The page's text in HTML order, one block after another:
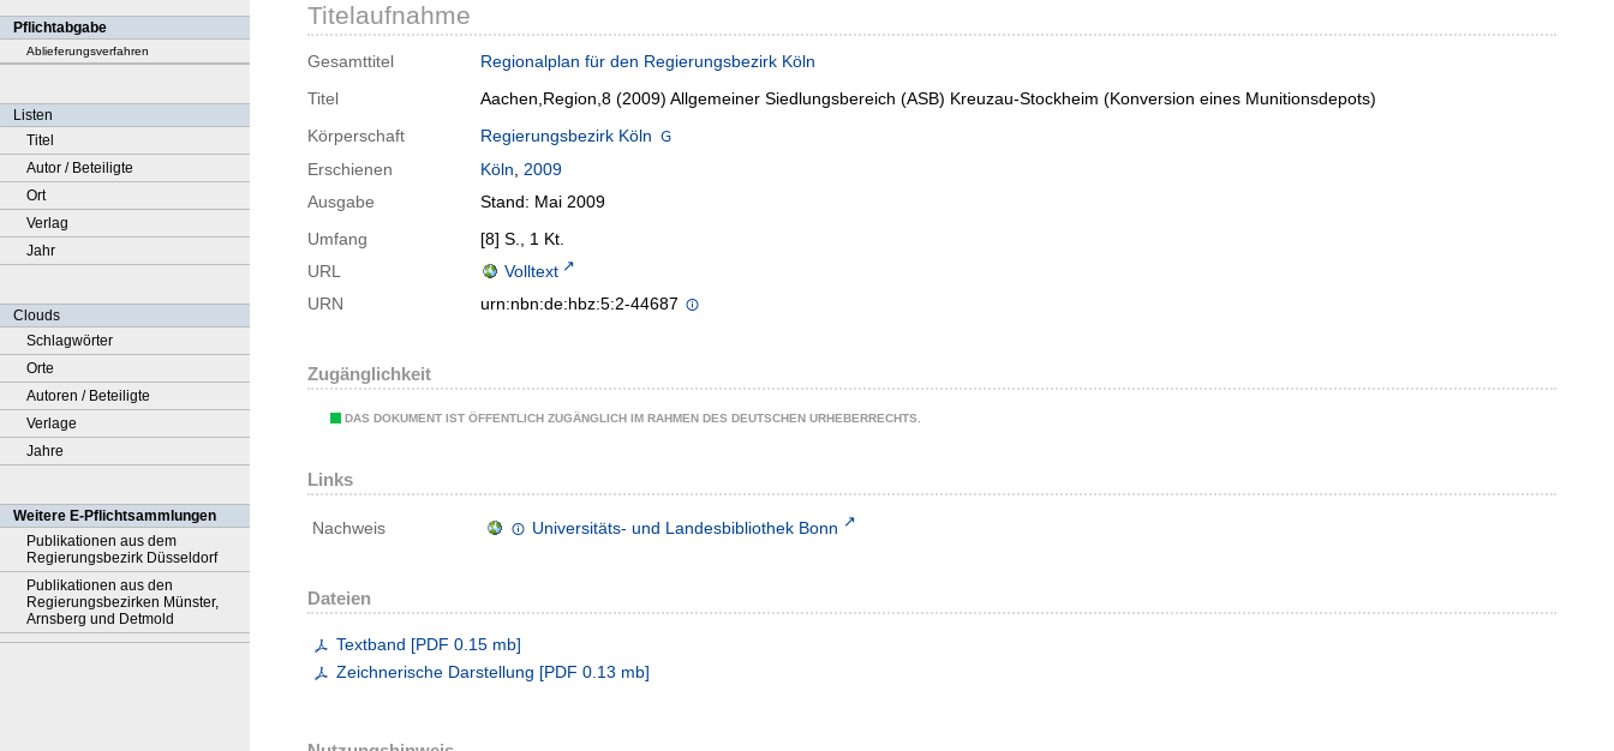
Pflichtabgabe
Ablieferungsverfahren
Listen
Titel
Autor / Beteiligte
Ort
Verlag
Jahr
Clouds
Schlagwörter
Orte
Autoren / Beteiligte
Verlage
Jahre
Weitere E-Pflichtsammlungen
Publikationen aus dem
Regierungsbezirk Düsseldorf
Publikationen aus den
Regierungsbezirken Münster,
Arnsberg und Detmold
Titelaufnahme
Gesamttitel
Regionalplan für den Regierungsbezirk Köln
Titel
Aachen,Region,8 (2009) Allgemeiner Siedlungsbereich (ASB) Kreuzau-Stockheim (Konversion eines Munitionsdepots)
Körperschaft
Regierungsbezirk Köln
Erschienen
Köln, 2009
Ausgabe
Stand: Mai 2009
Umfang
[8] S., 1 Kt.
URL
Volltext
URN
urn:nbn:de:hbz:5:2-44687
Zugänglichkeit
DAS DOKUMENT IST ÖFFENTLICH ZUGÄNGLICH IM RAHMEN DES DEUTSCHEN URHEBERRECHTS.
Links
Nachweis Universitäts- und Landesbibliothek Bonn
Dateien
Textband [PDF 0.15 mb]
Zeichnerische Darstellung [PDF 0.13 mb]